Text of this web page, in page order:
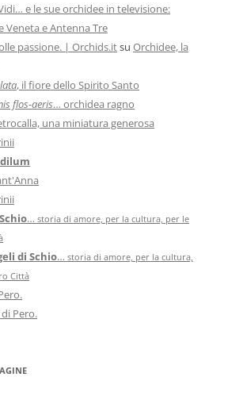
e le sue orchidee in televisione:
Veneta e Antenna Tre
passione. | Orchids.itsu Orchidee, la
, il fiore dello Spirito Santo
flos-aeris… orchidea ragno
una miniatura generosa
… storia di amore, per la cultura, per le
di Schio… storia di amore, per la cultura,
Città
Pero.